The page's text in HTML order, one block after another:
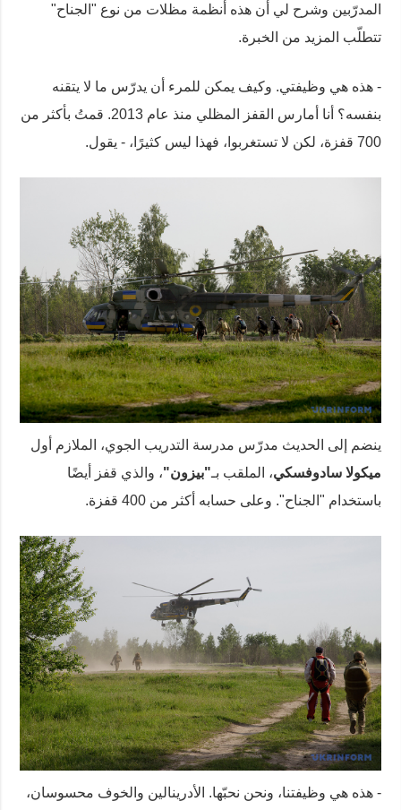
المدرّبين وشرح لي أن هذه أنظمة مظلات من نوع "الجناح"
تتطلّب المزيد من الخبرة.
- هذه هي وظيفتي. وكيف يمكن للمرء أن يدرّس ما لا يتقنه
بنفسه؟ أنا أمارس القفز المظلي منذ عام 2013. قمتُ بأكثر من
700 قفزة، لكن لا تستغربوا، فهذا ليس كثيرًا، - يقول.
ينضم إلى الحديث مدرّس مدرسة التدريب الجوي، الملازم أول
ميكولا سادوفسكي، الملقب بـ"بيزون"، والذي قفز أيضًا
باستخدام "الجناح". وعلى حسابه أكثر من 400 قفزة.
- هذه هي وظيفتنا، ونحن نحبّها. الأدرينالين والخوف محسوسان،